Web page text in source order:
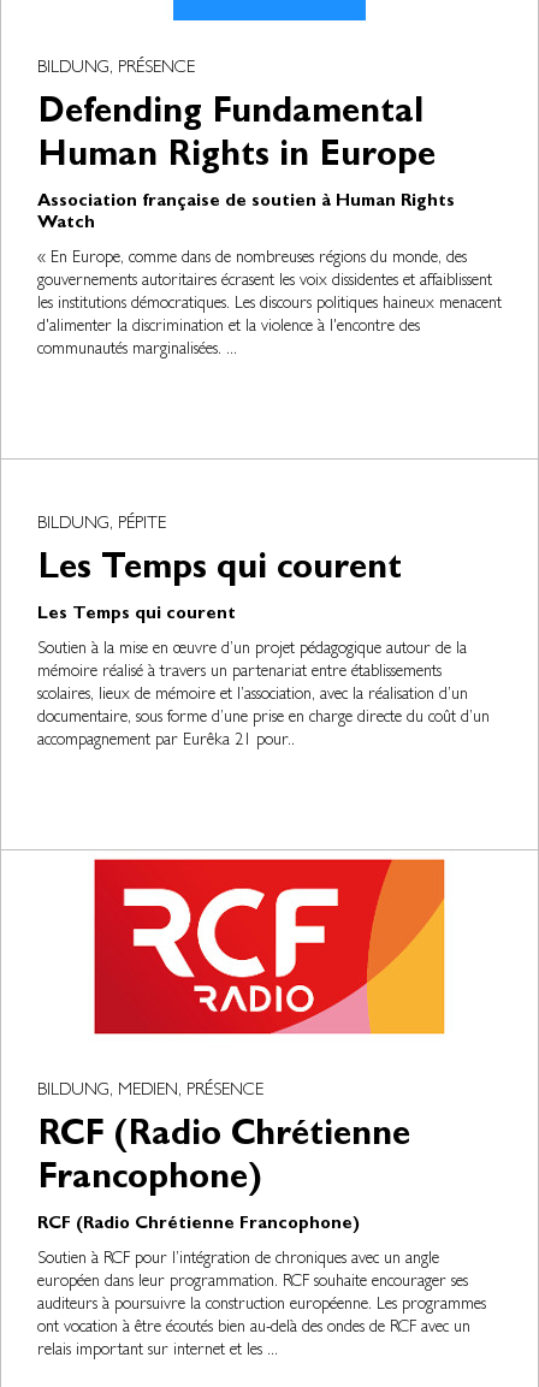
BILDUNG, PRÉSENCE
Defending Fundamental
Human Rights in Europe
Association française de soutien à Human Rights
Watch
« En Europe, comme dans de nombreuses régions du monde, des
gouvernements autoritaires écrasent les voix dissidentes et affaiblissent
les institutions démocratiques. Les discours politiques haineux menacent
d'alimenter la discrimination et la violence à l'encontre des
communautés marginalisées. ...
BILDUNG, PÉPITE
Les Temps qui courent
Les Temps qui courent
Soutien à la mise en œuvre d’un projet pédagogique autour de la
mémoire réalisé à travers un partenariat entre établissements
scolaires, lieux de mémoire et l’association, avec la réalisation d’un
documentaire, sous forme d’une prise en charge directe du coût d’un
accompagnement par Eurêka 21 pour..
BILDUNG, MEDIEN, PRÉSENCE
RCF (Radio Chrétienne
Francophone)
RCF (Radio Chrétienne Francophone)
Soutien à RCF pour l’intégration de chroniques avec un angle
européen dans leur programmation. RCF souhaite encourager ses
auditeurs à poursuivre la construction européenne. Les programmes
ont vocation à être écoutés bien au-delà des ondes de RCF avec un
relais important sur internet et les ...